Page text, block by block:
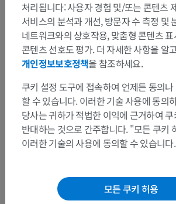
처리됩니다: 사용자 경험 및/또는 콘텐츠
서비스의 분석과 개선, 방문자 수 측정 및
네트워크와의 상호작용, 맞춤형 콘텐츠
콘텐츠 선호도 평가. 더 자세한 사항을 알
개인정보보호정책을 참조하세요.
쿠키 설정 도구에 접속하여 언제든 동의
할 수 있습니다. 이러한 기술 사용에 동의
당사는 귀하가 적법한 이익에 근거하여
반대하는 것으로 간주합니다. "모든 쿠키
이러한 기술의 사용에 동의할 수 있습니다.
모든 쿠키 허용